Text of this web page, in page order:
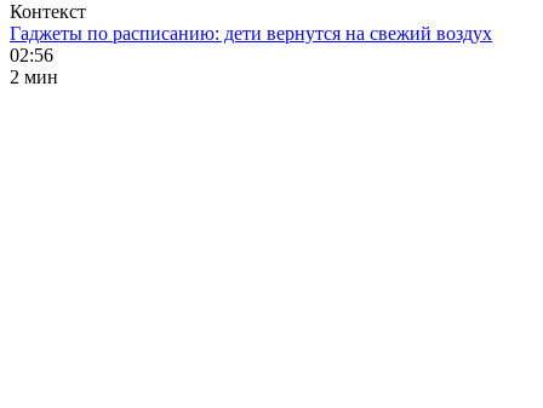
Контекст
Гаджеты по расписанию: дети вернутся на свежий воздух
02:56
2 мин